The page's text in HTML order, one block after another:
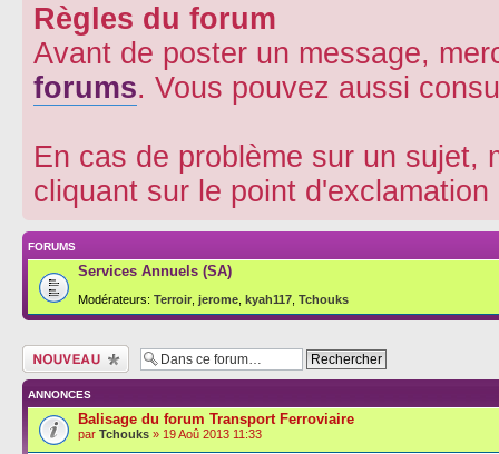
Règles du forum
Avant de poster un message,
forums. Vous pouvez aussi
En cas de problème sur un sujet,
cliquant sur le point
FORUMS
Services Annuels (SA)
Modérateurs: Terroir jerome kyah117 Tchouks
Écrire un nouveau
sujet
ANNONCES
Balisage du forum Transport Ferroviaire
par Tchouks » 19 Aoû 2013 11:33